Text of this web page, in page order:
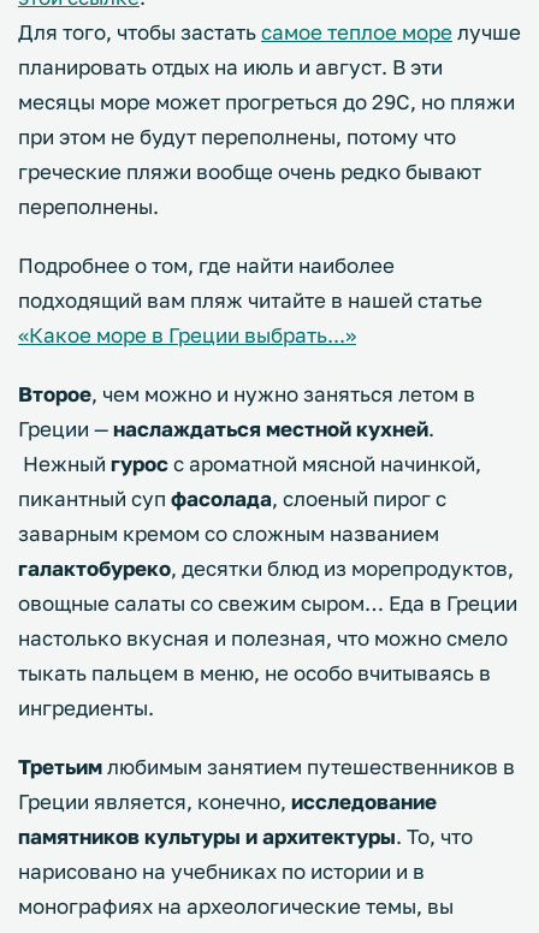
Для того, чтобы застатьсамое теплое море лучше
планировать отдых на июль и август. В эти
месяцы море может прогреться до 29С, но пляжи
при этом не будут переполнены, потому что
греческие пляжи вообще очень редко бывают
переполнены.
Подробнее о том, где найти наиболее
подходящий вам пляж читайте в нашей статье
«Какое море в Греции выбрать...»
Второе, чем можно и нужно заняться летом в
Греции —наслаждаться местной кухней.
Нежный гуросс ароматной мясной начинкой,
пикантный суп фасолада, слоеный пирог с
заварным кремом со сложным названием
галактобуреко, десятки блюд из морепродуктов,
овощные салаты со свежим сыром… Еда в Греции
настолько вкусная и полезная, что можно смело
тыкать пальцем в меню, не особо вчитываясь в
ингредиенты.
Третьимлюбимым занятием путешественников в
Греции является, конечно, исследование
памятников культуры и архитектуры. То, что
нарисовано на учебниках по истории и в
монографиях на археологические темы, вы